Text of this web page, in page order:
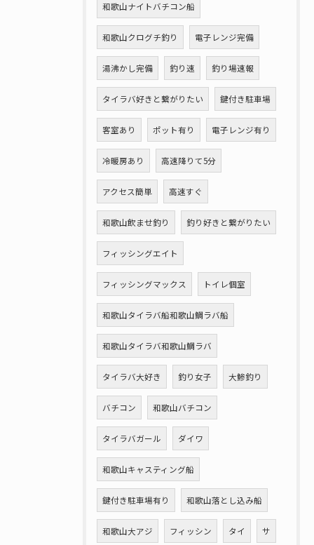
和歌山ナイトバチコン船
和歌山クログチ釣り 電子レンジ完備
湯沸かし完備 釣り速 釣り場速報
タイラバ好きと繋がりたい 鍵付き駐車場
客室あり ポット有り 電子レンジ有り
冷暖房あり 高速降りて5分
アクセス簡単 高速すぐ
和歌山飲ませ釣り 釣り好きと繋がりたい
フィッシングエイト
フィッシングマックス トイレ個室
和歌山タイラバ船和歌山鯛ラバ船
和歌山タイラバ和歌山鯛ラバ
タイラバ大好き 釣り女子 大鯵釣り
バチコン 和歌山バチコン
タイラバガール ダイワ
和歌山キャスティング船
鍵付き駐車場有り 和歌山落とし込み船
和歌山大アジ フィッシン タイ サ